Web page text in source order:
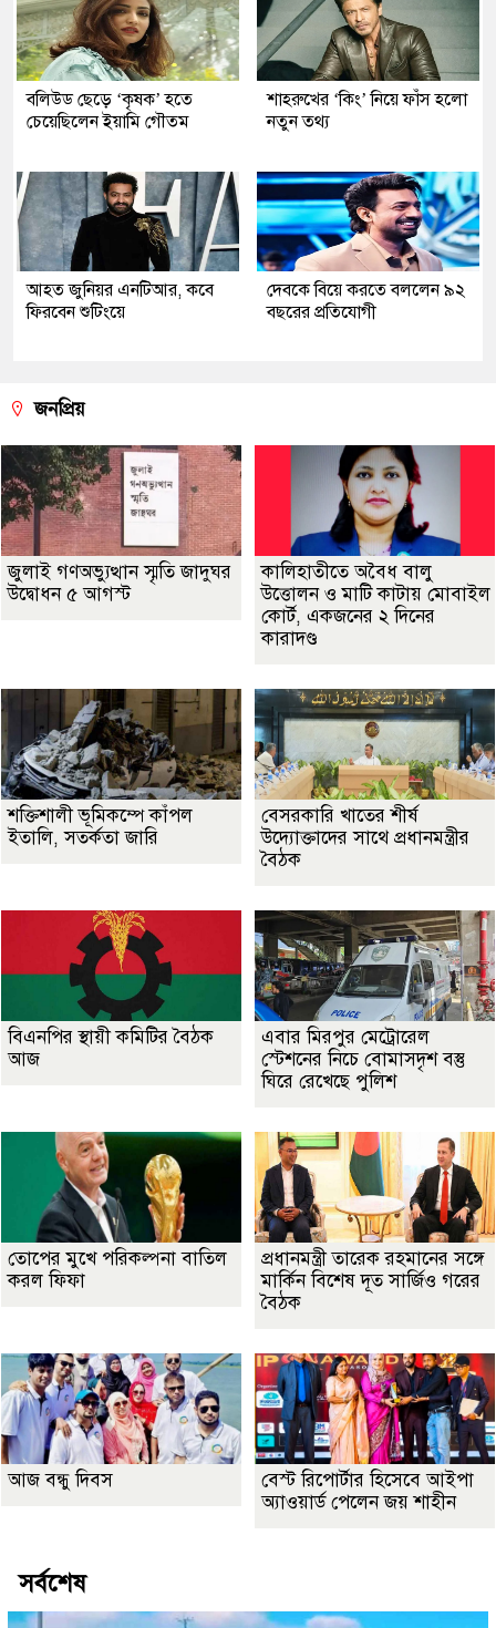
বলিউড ছেড়ে ‘কৃষক’ হতে
চেয়েছিলেন ইয়ামি গৌতম
শাহরুখের ‘কিং’ নিয়ে ফাঁস হলো
নতুন তথ্য
আহত জুনিয়র এনটিআর, কবে
ফিরবেন শুটিংয়ে
দেবকে বিয়ে করতে বললেন ৯২
বছরের প্রতিযোগী
জনপ্রিয়
জুলাই গণঅভ্যুত্থান স্মৃতি জাদুঘর
উদ্বোধন ৫ আগস্ট
কালিহাতীতে অবৈধ বালু
উত্তোলন ও মাটি কাটায় মোবাইল
কোর্ট, একজনের ২ দিনের
কারাদণ্ড
শক্তিশালী ভূমিকম্পে কাঁপল
ইতালি, সতর্কতা জারি
বেসরকারি খাতের শীর্ষ
উদ্যোক্তাদের সাথে প্রধানমন্ত্রীর
বৈঠক
বিএনপির স্থায়ী কমিটির বৈঠক
আজ
এবার মিরপুর মেট্রোরেল
স্টেশনের নিচে বোমাসদৃশ বস্তু
ঘিরে রেখেছে পুলিশ
তোপের মুখে পরিকল্পনা বাতিল
করল ফিফা
প্রধানমন্ত্রী তারেক রহমানের সঙ্গে
মার্কিন বিশেষ দূত সার্জিও গরের
বৈঠক
আজ বন্ধু দিবস
বেস্ট রিপোর্টার হিসেবে আইপা
অ্যাওয়ার্ড পেলেন জয় শাহীন
সর্বশেষ